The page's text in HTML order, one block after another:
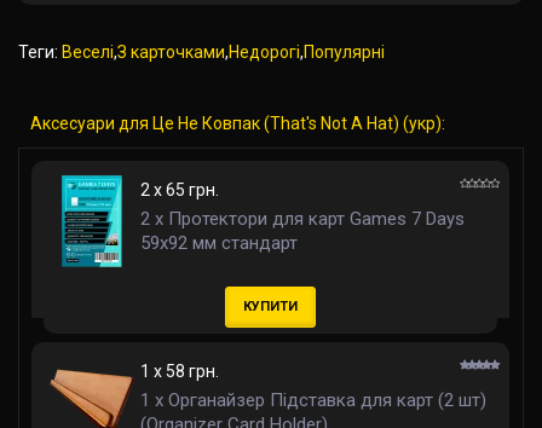
Теги: Веселі,З карточками,Недорогі,Популярні
Аксесуари для Це Не Ковпак (That's Not A Hat) (укр):
2 x 65 грн.
2 x Протектори для карт Games 7 Days
59x92 мм стандарт
КУПИТИ
1 x 58 грн.
1 x Органайзер Підставка для карт (2 шт)